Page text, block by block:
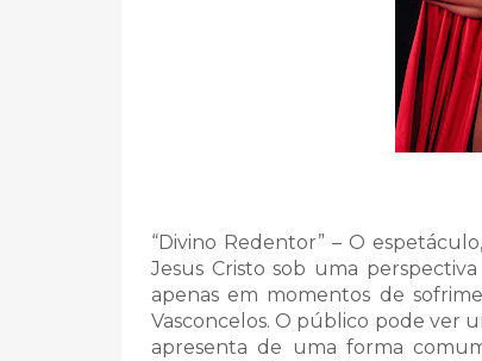
“Divino Redentor” – O
Jesus Cristo sob uma
apenas em momentos de
Vasconcelos. O público pode ver
apresenta de uma forma